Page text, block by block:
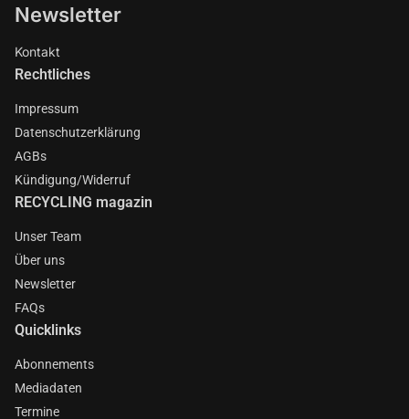
Newsletter
Kontakt
Rechtliches
Impressum
Datenschutzerklärung
AGBs
Kündigung/Widerruf
RECYCLING magazin
Unser Team
Über uns
Newsletter
FAQs
Quicklinks
Abonnements
Mediadaten
Termine